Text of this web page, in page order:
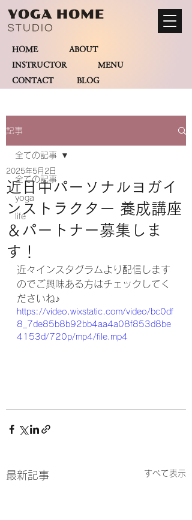
HOME
ABOUT
INSTRUCTOR
MENU
CONTACT BLOG
記事
全ての記事
yoga
life
全ての記事
近日中パーソナルヨガイ
ンストラクター 養成講座
＆パートナー募集しま
す！
2025年5月2日
近々インスタグラムより配信します
のでご興味ある方はチェックしてく
ださいね♪
https://video.wixstatic.com/video/bc0df
8_7de85b8b92bb4aa4a08f853d8be
4153d/720p/mp4/file.mp4
最新記事 すべて表示